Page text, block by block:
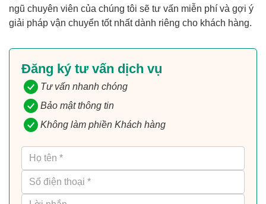
ngũ chuyên viên của chúng tôi sẽ tư vấn miễn phí và gợi ý
giải pháp vận chuyển tốt nhất dành riêng cho khách hàng.
Đăng ký tư vấn dịch vụ
Tư vấn nhanh chóng
Bảo mật thông tin
Không làm phiền Khách hàng